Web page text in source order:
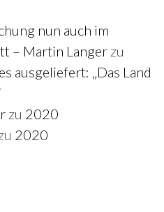
nun auch im
– Martin Langer zu
ausgeliefert: „Das Land
zu 2020
2020